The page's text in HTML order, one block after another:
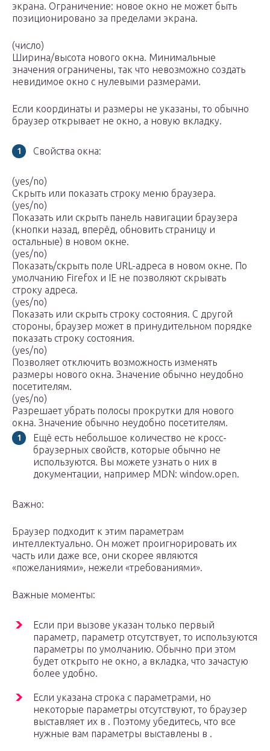
экрана. Ограничение: новое окно не может быть
позиционировано за пределами экрана.
(число)
Ширина/высота нового окна. Минимальные
значения ограничены, так что невозможно создать
невидимое окно с нулевыми размерами.
Если координаты и размеры не указаны, то обычно
браузер открывает не окно, а новую вкладку.
Свойства окна:
(yes/no)
Скрыть или показать строку меню браузера.
(yes/no)
Показать или скрыть панель навигации браузера
(кнопки назад, вперёд, обновить страницу и
остальные) в новом окне.
(yes/no)
Показать/скрыть поле URL-адреса в новом окне. По
умолчанию Firefox и IE не позволяют скрывать
строку адреса.
(yes/no)
Показать или скрыть строку состояния. С другой
стороны, браузер может в принудительном порядке
показать строку состояния.
(yes/no)
Позволяет отключить возможность изменять
размеры нового окна. Значение обычно неудобно
посетителям.
(yes/no)
Разрешает убрать полосы прокрутки для нового
окна. Значение обычно неудобно посетителям.
Ещё есть небольшое количество не кросс-
браузерных свойств, которые обычно не
используются. Вы можете узнать о них в
документации, например MDN: window.open.
Важно:
Браузер подходит к этим параметрам
интеллектуально. Он может проигнорировать их
часть или даже все, они скорее являются
«пожеланиями», нежели «требованиями».
Важные моменты:
Если при вызове указан только первый
параметр, параметр отсутствует, то используются
параметры по умолчанию. Обычно при этом
будет открыто не окно, а вкладка, что зачастую
более удобно.
Если указана строка с параметрами, но
некоторые параметры отсутствуют, то браузер
выставляет их в . Поэтому убедитесь, что все
нужные вам параметры выставлены в .